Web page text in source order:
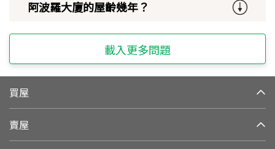
阿波羅大廈的屋齡幾年？
載入更多問題
買屋
賣屋